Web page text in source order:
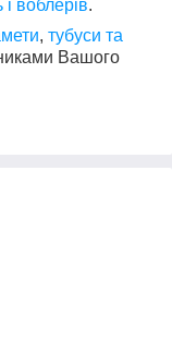
воблерів.
, тубуси та
Вашого